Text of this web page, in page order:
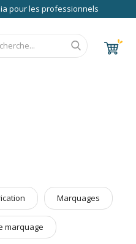
pour les professionnels
Marquages
marquage